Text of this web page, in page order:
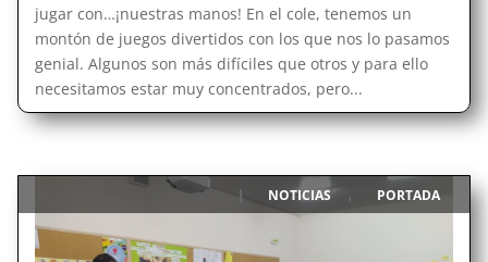
jugar con…¡nuestras manos! En el cole, tenemos un
montón de juegos divertidos con los que nos lo pasamos
genial. Algunos son más difíciles que otros y para ello
necesitamos estar muy concentrados, pero...
NOTICIAS PORTADA